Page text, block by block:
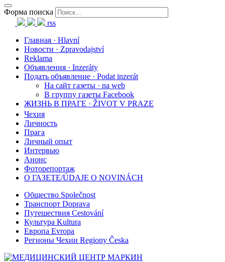
Форма поиска
rss
Главная · Hlavní
Новости · Zpravodajství
Reklama
Объявления · Inzeráty
Подать объявление · Podat inzerát
На сайт газеты · na web
В группу газеты Facebook
ЖИЗНЬ В ПРАГЕ · ŽIVOT V PRAZE
Чехия
Личность
Прага
Личный опыт
Интервью
Анонс
Фоторепортаж
О ГАЗЕТЕ/ÚDAJE O NOVINÁCH
Общество Společnost
Транспорт Doprava
Путешествия Cestování
Культура Kultura
Европа Evropa
Регионы Чехии Regiony Česka